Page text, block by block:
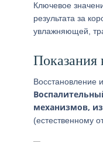
Ключевое
результата за
увлажняющей,
Показания
Восстановление
механизмов,
(естественному